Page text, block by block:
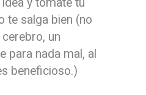
y tomate tu
te salga bien (no
un
para nada mal, al
beneficioso.)